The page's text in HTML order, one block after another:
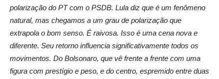
polarização do PT com o PSDB. Lula diz que é um fenômeno
natural, mas chegamos a um grau de polarização que
extrapola o bom senso. É raivosa. Isso é uma cena nova e
diferente. Seu retorno influencia significativamente todos os
movimentos. Do Bolsonaro, que vê frente a frente com uma
figura com prestígio e peso, e do centro, espremido entre duas